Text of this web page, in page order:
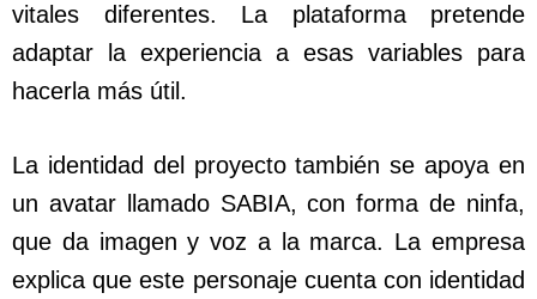
vitales diferentes. La plataforma pretende
adaptar la experiencia a esas variables para
hacerla más útil.
La identidad del proyecto también se apoya en
un avatar llamado SABIA, con forma de ninfa,
que da imagen y voz a la marca. La empresa
explica que este personaje cuenta con identidad